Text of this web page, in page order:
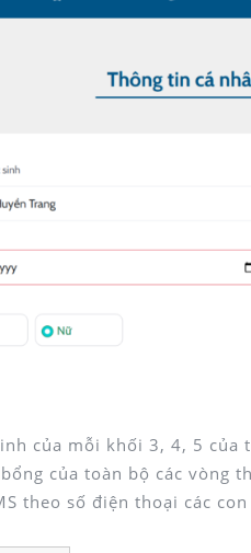
của mỗi khối 3, 4, 5
của toàn bộ các vòng
theo số điện thoại các